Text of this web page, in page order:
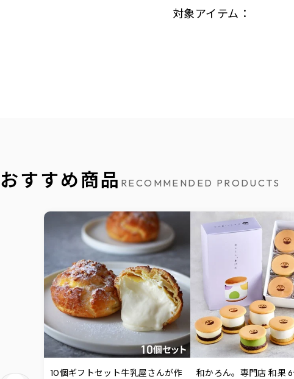
対象アイテム：
おすすめ商品 RECOMMENDED PRODUCTS
10個ギフトセット牛乳屋さんが作
和かろん。専門店 和果